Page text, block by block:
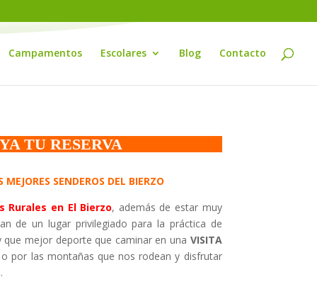
Campamentos Escolares Blog Contacto
TU RESERVA
MEJORES SENDEROS DEL BIERZO
Rurales en El Bierzo, además de estar muy
de un lugar privilegiado para la práctica de
que mejor deporte que caminar en una VISITA
o por las montañas que nos rodean y disfrutar